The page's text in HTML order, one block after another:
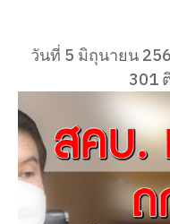
วันที่ 5 มิถุนายน
301